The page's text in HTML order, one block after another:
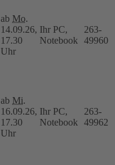
ab Mo.
14.09.26,
17.30
Uhr
Ihr PC,
Notebook
263-
49960
ab Mi.
16.09.26,
17.30
Uhr
Ihr PC,
Notebook
263-
49962